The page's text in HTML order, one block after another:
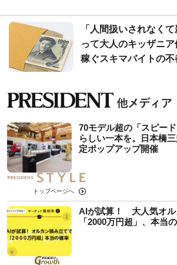
「人間扱いされなく
って大人のキッザニ
稼ぐスキマバイトの
70モデル超の「スピー
らしい一本を。日本橋
定ポップアップ開催
トップページへ
AIが試算！ 大人気オル
「2000万円超」、本当